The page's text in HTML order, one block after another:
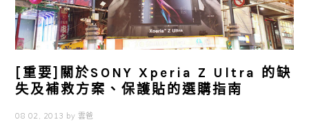
[重要]關於SONY Xperia Z Ultra 的缺
失及補救方案、保護貼的選購指南
08 02, 2013 by 雲爸